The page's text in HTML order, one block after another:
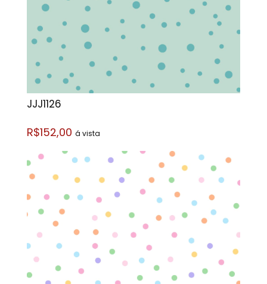
JJJ1126
R$152,00 á vista